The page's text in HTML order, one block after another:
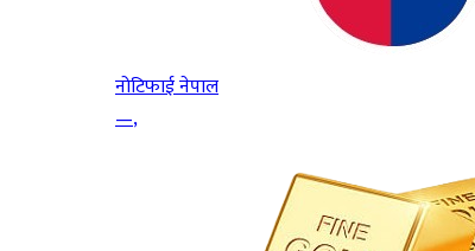
नोटिफाई नेपाल
—,